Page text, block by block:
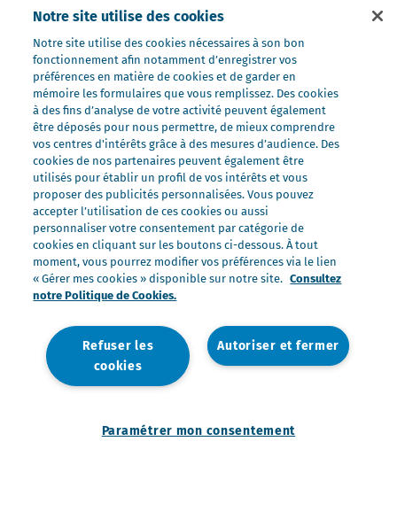
Nos fromages portions
Nos fromages entiers
Nos préparations
Nos ultra-frais
Nos laits
Nos marques
Président Professionnel
Galbani Professionale
Lactel Professionnel
Société Professionnel
Salakis Professionnel
Nous rejoindre
Rejoindre le Groupe Lactalis
Les métiers du Foodservice
Nos offres
Notre site utilise des cookies
Notre site utilise des cookies nécessaires à son bon
fonctionnement afin notamment d’enregistrer vos
préférences en matière de cookies et de garder en
mémoire les formulaires que vous remplissez. Des cookies
à des fins d’analyse de votre activité peuvent également
être déposés pour nous permettre, de mieux comprendre
vos centres d'intérêts grâce à des mesures d’audience. Des
cookies de nos partenaires peuvent également être
utilisés pour établir un profil de vos intérêts et vous
proposer des publicités personnalisées. Vous pouvez
accepter l’utilisation de ces cookies ou aussi
personnaliser votre consentement par catégorie de
cookies en cliquant sur les boutons ci-dessous. À tout
moment, vous pourrez modifier vos préférences via le lien
« Gérer mes cookies » disponible sur notre site. Consultez
notre Politique de Cookies.
Autoriser et fermer
Refuser les
cookies
Paramétrer mon consentement